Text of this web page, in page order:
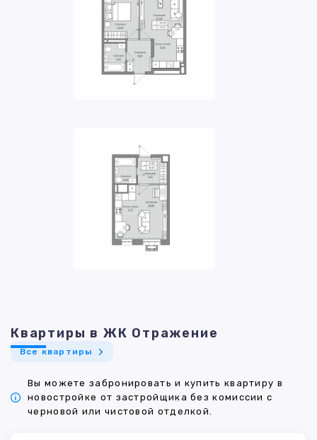
Квартиры в ЖК Отражение
Все квартиры
Вы можете забронировать и купить квартиру в
новостройке от застройщика без комиссии с
черновой или чистовой отделкой.